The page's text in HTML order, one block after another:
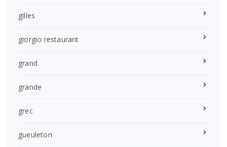
gilles
giorgio restaurant
grand
grande
grec
gueuleton